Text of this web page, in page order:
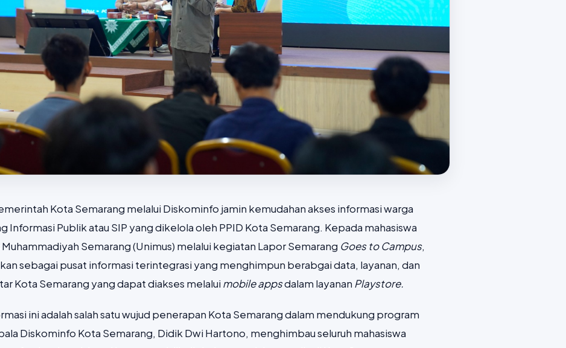
Kota Semarang melalui Diskominfo jamin kemudahan akses informasi warga
Informasi Publik atau SIP yang dikelola oleh PPID Kota Semarang. Kepada mahasiswa
Muhammadiyah Semarang (Unimus) melalui kegiatan Lapor Semarang Goes to Campus,
sebagai pusat informasi terintegrasi yang menghimpun berabgai data, layanan, dan
Kota Semarang yang dapat diakses melalui mobile appsdalam layanan Playstore.
ini adalah salah satu wujud penerapan Kota Semarang dalam mendukung program
Diskominfo Kota Semarang, Didik Dwi Hartono, menghimbau seluruh mahasiswa